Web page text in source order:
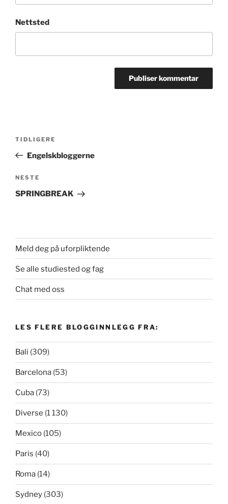
Nettsted
Forrige
innlegg
TIDLIGERE
Engelskbloggerne
Neste
innlegg
NESTE
SPRINGBREAK
Meld deg på uforpliktende
Se alle studiested og fag
Chat med oss
LES FLERE BLOGGINNLEGG FRA:
Bali (309)
Barcelona (53)
Cuba (73)
Diverse (1 130)
Mexico (105)
Paris (40)
Roma (14)
Sydney (303)